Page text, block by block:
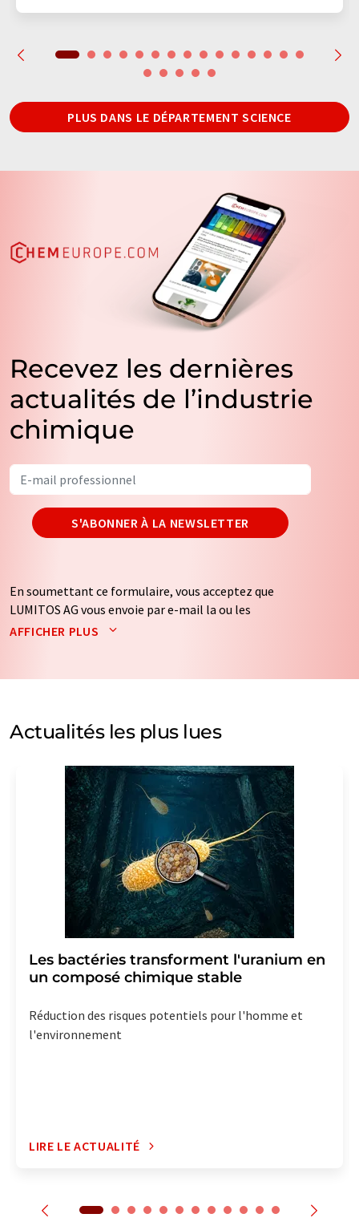
PLUS DANS LE DÉPARTEMENT SCIENCE
Recevez les dernières
actualités de l’industrie
chimique
S'ABONNER À LA NEWSLETTER
En soumettant ce formulaire, vous acceptez que
LUMITOS AG vous envoie par e-mail la ou les
newsletters sélectionnées ci-dessus. Vos données ne
protection des données. LUMITOS peut vous contacter
et d'opinion. Vous pouvez à tout moment révoquer
votre consentement sans indication de motifs à
Allemagne ou par e-mail àrevoke@lumitos.comavec
effet pour l'avenir. De plus, chaque courriel contient un
lien pour se désabonner de la newsletter
correspondante.
AFFICHER PLUS
Actualités les plus lues
Les bactéries transforment l'uranium en
un composé chimique stable
Réduction des risques potentiels pour l'homme et
l'environnement
LIRE LE ACTUALITÉ